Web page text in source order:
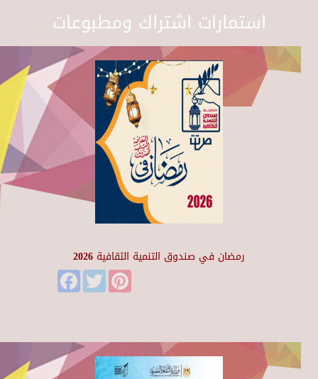
استمارات اشتراك ومطبوعات
رمضان في صندوق التنمية الثقافية 2026
FacebookTwitter